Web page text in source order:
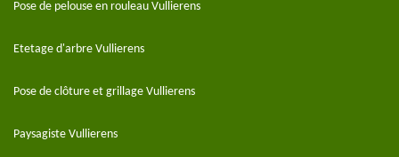
Pose de pelouse en rouleau Vullierens
Etetage d'arbre Vullierens
Pose de clôture et grillage Vullierens
Paysagiste Vullierens